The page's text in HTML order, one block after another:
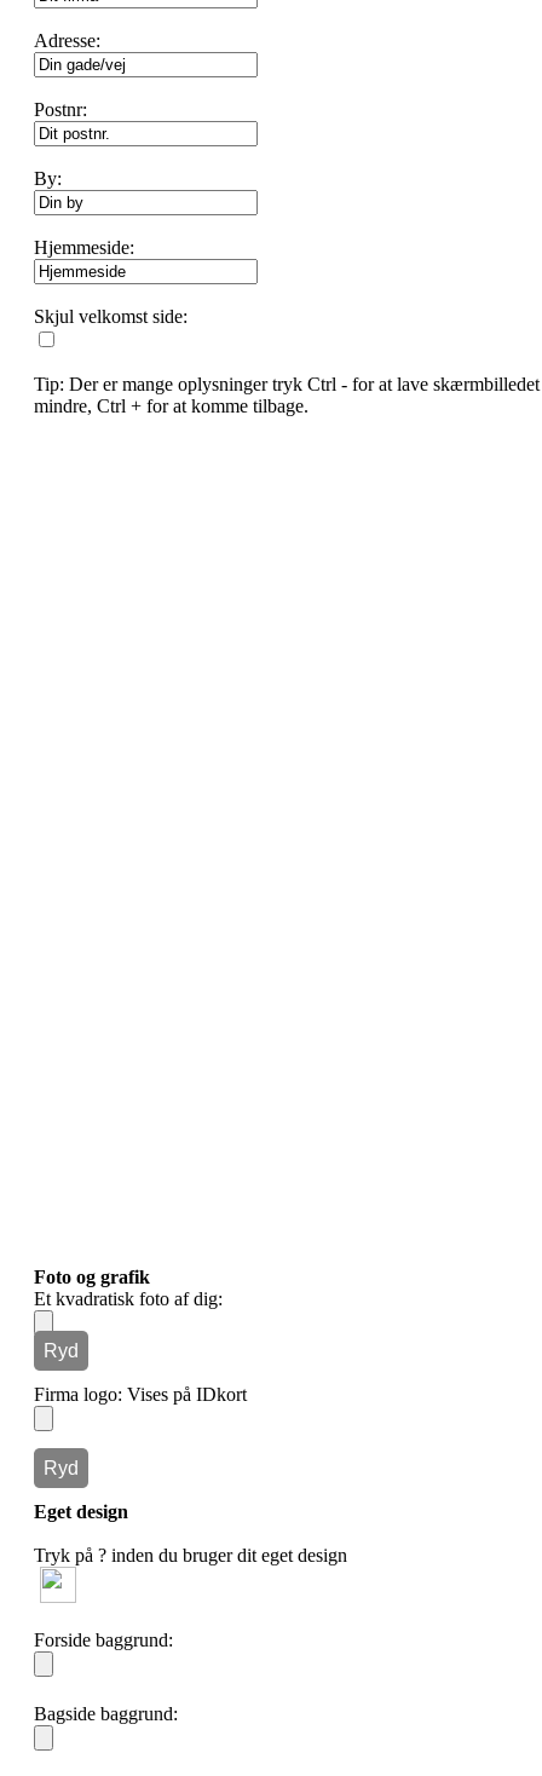
Adresse:
Postnr:
By:
Hjemmeside:
Skjul velkomst side:
Tip: Der er mange oplysninger tryk Ctrl - for at lave skærmbilledet
mindre, Ctrl + for at komme tilbage.
Foto og grafik
Et kvadratisk foto af dig:
Ryd
Firma logo: Vises på IDkort
Ryd
Eget design
Tryk på ? inden du bruger dit eget design
Forside baggrund:
Bagside baggrund: